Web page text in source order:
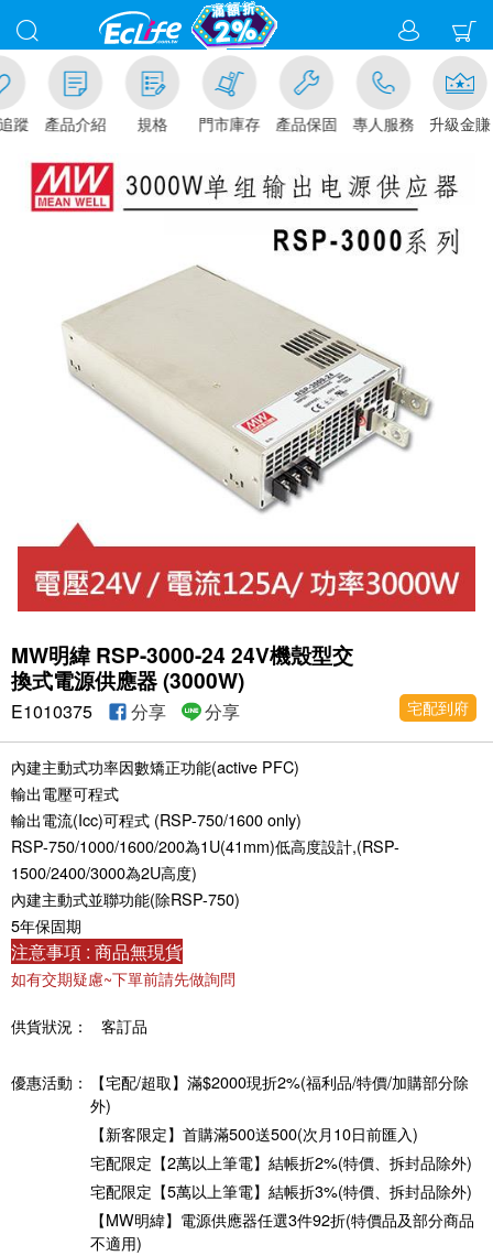
蹤 產品介紹 規格 門市庫存 產品保固 專人服務 升級金賺
MW明緯 RSP-3000-24 24V機殼型交
換式電源供應器 (3000W)
宅配到府
E1010375 分享 分享
內建主動式功率因數矯正功能(active PFC)
輸出電壓可程式
輸出電流(Icc)可程式 (RSP-750/1600 only)
RSP-750/1000/1600/200為1U(41mm)低高度設計,(RSP-
1500/2400/3000為2U高度)
內建主動式並聯功能(除RSP-750)
5年保固期
注意事項 : 商品無現貨
如有交期疑慮~下單前請先做詢問
供貨狀況： 客訂品
優惠活動：
【宅配/超取】滿$2000現折2%(福利品/特價/加購部分除
外)
【新客限定】首購滿500送500(次月10日前匯入)
宅配限定【2萬以上筆電】結帳折2%(特價、拆封品除外)
宅配限定【5萬以上筆電】結帳折3%(特價、拆封品除外)
【MW明緯】電源供應器任選3件92折(特價品及部分商品
不適用)